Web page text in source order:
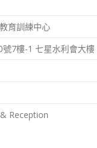
育訓練中心
7樓-1 七星水利會大樓
Reception